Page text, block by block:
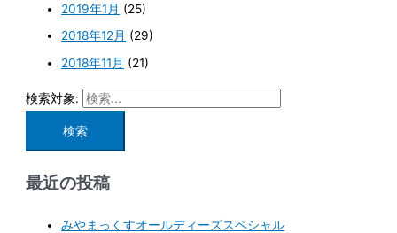
2019年1月 (25)
2018年12月 (29)
2018年11月 (21)
検索対象:
最近の投稿
みやまっくすオールディーズスペシャル